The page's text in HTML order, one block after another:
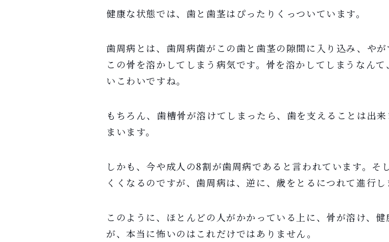
健康な状態では、歯と歯茎はぴったりくっついています。
歯周病とは、歯周病菌がこの歯と歯茎の隙間に入り込み、や
この骨を溶かしてしまう病気です。骨を溶かしてしまうなん
いこわいですね。
もちろん、歯槽骨が溶けてしまったら、歯を支えることは出
まいます。
しかも、今や成人の8割が歯周病であると言われています。そ
くくなるのですが、歯周病は、逆に、歳をとるにつれて進行し
このように、ほとんどの人がかかっている上に、骨が溶け、
が、本当に怖いのはこれだけではありません。